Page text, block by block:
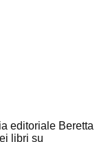
editoriale Beretta
libri su